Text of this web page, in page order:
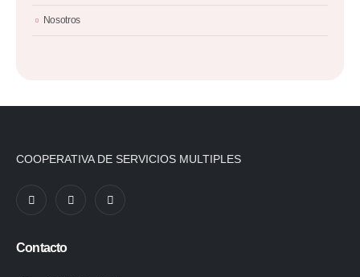
Nosotros
COOPERATIVA DE SERVICIOS MULTIPLES
Contacto